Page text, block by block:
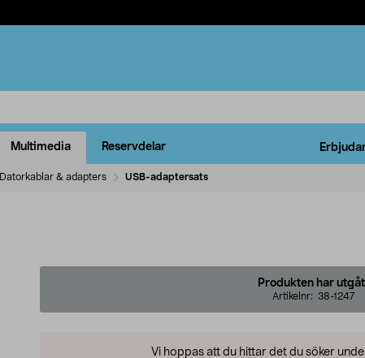
Multimedia Reservdelar
Datorkablar & adapters USB-adaptersats
Produkten har
Artikelnr: 38-1247
Vi hoppas att du hittar det du söker